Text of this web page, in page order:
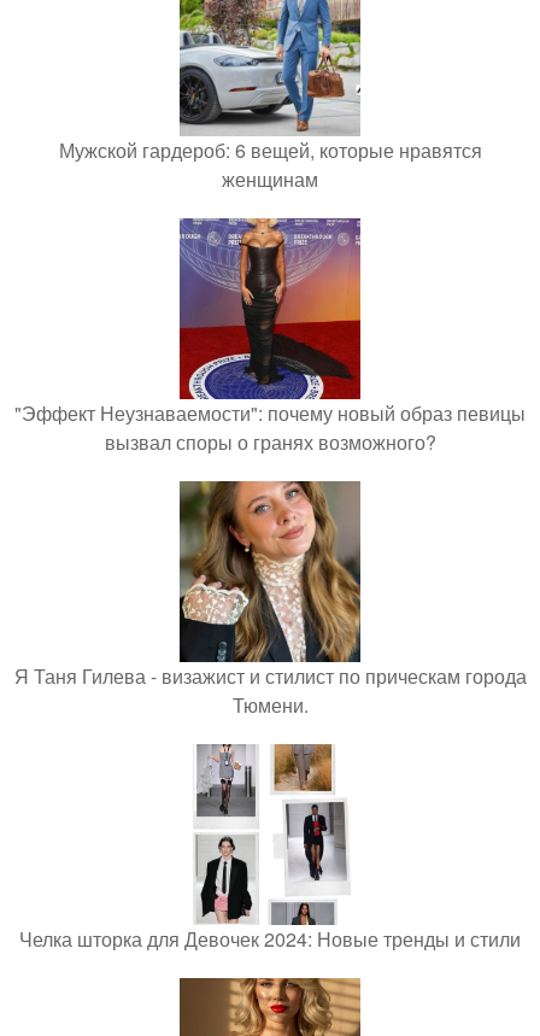
Мужской гардероб: 6 вещей, которые нравятся
женщинам
"Эффект Неузнаваемости": почему новый образ певицы
вызвал споры о гранях возможного?
Я Таня Гилева - визажист и стилист по прическам города
Тюмени.
Челка шторка для Девочек 2024: Новые тренды и стили